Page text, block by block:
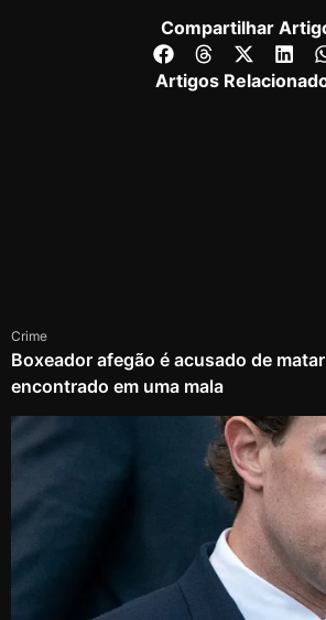
Compartilhar
Artigos
Crime
Boxeador afegão é acusado de
encontrado em uma mala